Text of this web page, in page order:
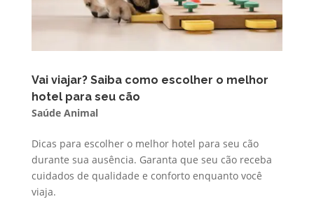
Vai viajar? Saiba como escolher o melhor
hotel para seu cão
Saúde Animal
Dicas para escolher o melhor hotel para seu cão
durante sua ausência. Garanta que seu cão receba
cuidados de qualidade e conforto enquanto você
viaja.